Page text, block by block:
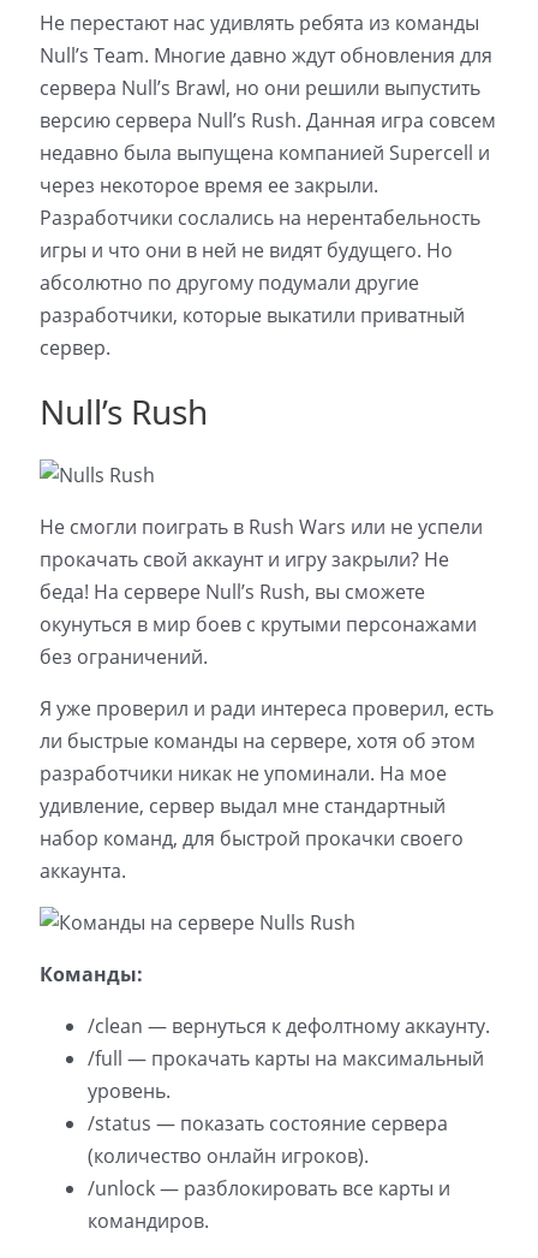
Не перестают нас удивлять ребята из команды
Null’s Team. Многие давно ждут обновления для
сервера Null’s Brawl, но они решили выпустить
версию сервера Null’s Rush. Данная игра совсем
недавно была выпущена компанией Supercell и
через некоторое время ее закрыли.
Разработчики сослались на нерентабельность
игры и что они в ней не видят будущего. Но
абсолютно по другому подумали другие
разработчики, которые выкатили приватный
сервер.
Null’s Rush
Не смогли поиграть в Rush Wars или не успели
прокачать свой аккаунт и игру закрыли? Не
беда! На сервере Null’s Rush, вы сможете
окунуться в мир боев с крутыми персонажами
без ограничений.
Я уже проверил и ради интереса проверил, есть
ли быстрые команды на сервере, хотя об этом
разработчики никак не упоминали. На мое
удивление, сервер выдал мне стандартный
набор команд, для быстрой прокачки своего
аккаунта.
Команды:
/clean — вернуться к дефолтному аккаунту.
/full — прокачать карты на максимальный
уровень.
/status — показать состояние сервера
(количество онлайн игроков).
/unlock — разблокировать все карты и
командиров.